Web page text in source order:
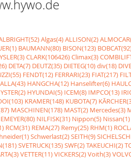
Algas(4)ALLISON(2)
BAUMANN(80) BISON(123)
CLARK(106426)Climax(3)
DETA(7) DEUTZ(35) DIETEG(10)div(18)
FENDT(12) FERRARI(23) FIAT(217)
HANGCHA(12) Hanselifter(6)
HYUNDAI(5) ICEM(8) IMPCO(13)
KRAMER(148) KUBOTA(7)
MASCHINEN(178) MAST(2) Mercedes(3)
NILFISK(31) Nippon(5) Nissan(1)
RCM(31) REMA(27) Remy(25) RHM(1)
Schwerlast(2)SEITH(9)
SVETRUCK(135)SWF(2)TAKEUCHI(2)
VETTER(11)VICKERS(2)Voith(3)